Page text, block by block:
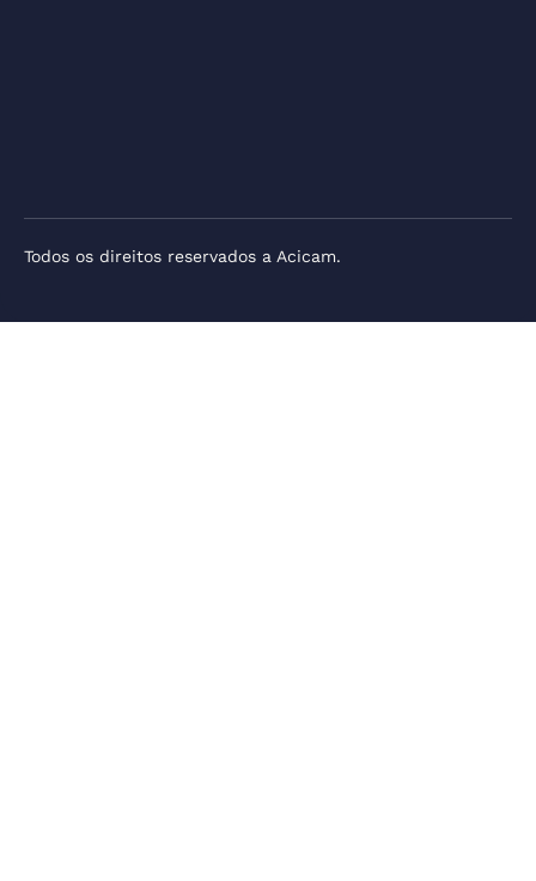
Todos os direitos reservados a Acicam.